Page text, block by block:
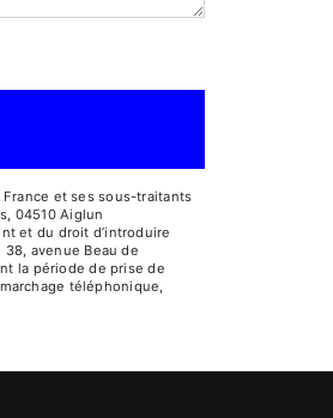
et ses sous-traitants
04510 Aiglun
et du droit d’introduire
avenue Beau de
la période de prise de
téléphonique,